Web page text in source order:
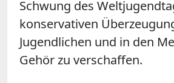
Schwung des
konservativen
Jugendlichen und in den
Gehör zu verschaffen.